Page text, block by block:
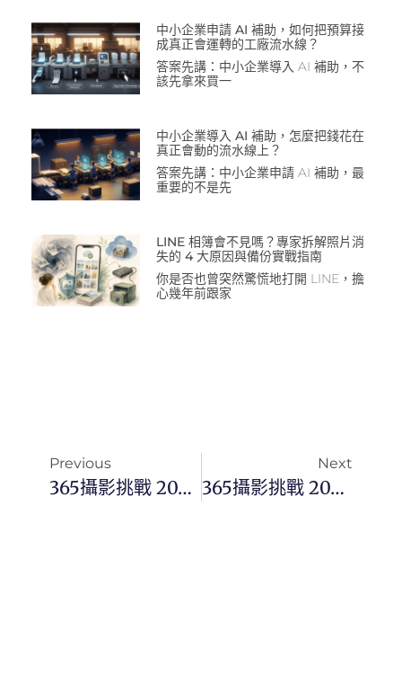
中小企業申請 AI 補助，如何把預算接
成真正會運轉的工廠流水線？
答案先講：中小企業導入 AI 補助，不
該先拿來買一
中小企業導入 AI 補助，怎麼把錢花在
真正會動的流水線上？
答案先講：中小企業申請 AI 補助，最
重要的不是先
LINE 相簿會不見嗎？專家拆解照片消
失的 4 大原因與備份實戰指南
你是否也曾突然驚慌地打開 LINE，擔
心幾年前跟家
Previous
365攝影挑戰 20260118(日)018/365 Day3671
Next
365攝影挑戰 20260119(一)019/365 Day3672